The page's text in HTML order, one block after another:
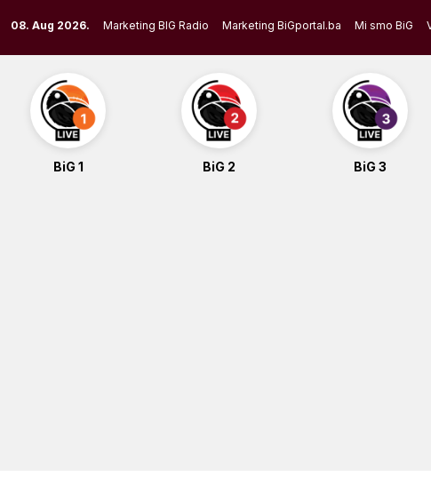
to
content
08. Aug 2026. Marketing BIG Radio Marketing BiGportal.ba Mi smo BiG
BiG 1 BiG 2 BiG 3